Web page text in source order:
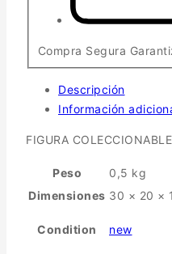
Compra Segura
Descripción
Información
FIGURA
Peso
0,5 kg
Dimensiones 30 × 20 ×
Condition new